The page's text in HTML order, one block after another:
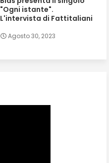
"Ogni istante".
L'intervista di Fattitaliani
Agosto 30, 2023